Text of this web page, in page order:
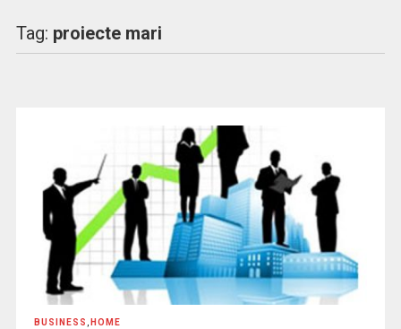
Tag: proiecte mari
BUSINESS HOME